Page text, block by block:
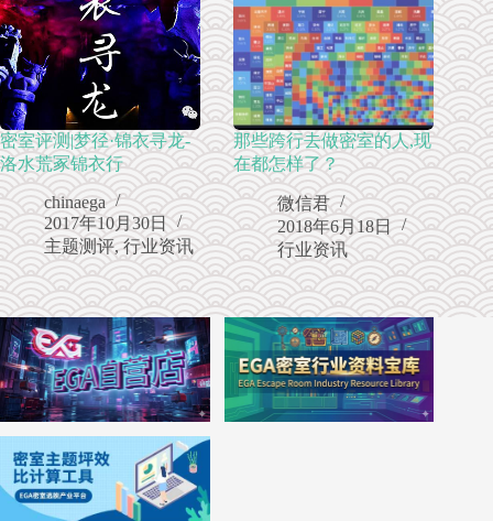
密室评测|梦径·锦衣寻龙-
洛水荒冢锦衣行
chinaega
2017年10月30日
主题测评,行业资讯
那些跨行去做密室的人,现
在都怎样了？
微信君
2018年6月18日
行业资讯